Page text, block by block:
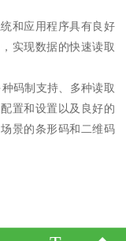
和应用程序具有良好
实现数据的快速读取
码制支持、多种读取
置和设置以及良好的
景的条形码和二维码